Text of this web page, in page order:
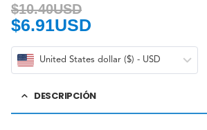
$10.40USD
$6.91USD
United States dollar ($) - USD
DESCRIPCIÓN